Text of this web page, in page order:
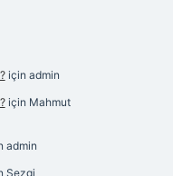
için admin
için Mahmut
admin
Sezgi